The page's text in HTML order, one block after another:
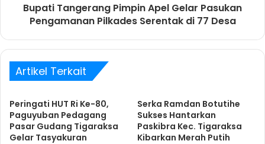
Bupati Tangerang Pimpin Apel Gelar Pasukan
Pengamanan Pilkades Serentak di 77 Desa
Artikel Terkait
Peringati HUT Ri Ke-80,
Paguyuban Pedagang
Pasar Gudang Tigaraksa
Gelar Tasyakuran
Serka Ramdan Botutihe
Sukses Hantarkan
Paskibra Kec. Tigaraksa
Kibarkan Merah Putih